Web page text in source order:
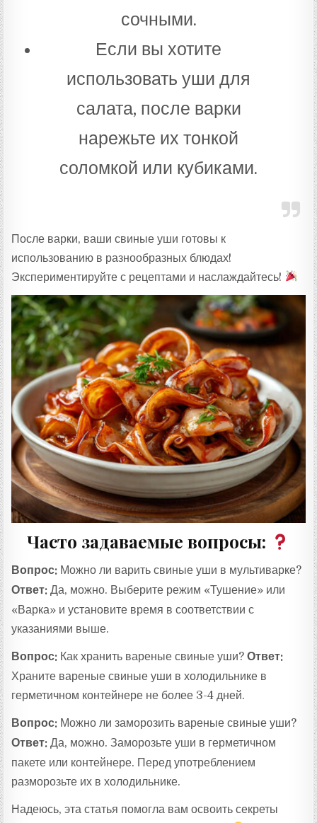
сочными.
Если вы хотите
использовать уши для
салата, после варки
нарежьте их тонкой
соломкой или кубиками.
После варки, ваши свиные уши готовы к
использованию в разнообразных блюдах!
Экспериментируйте с рецептами и наслаждайтесь!
Часто задаваемые вопросы:
Вопрос: Можно ли варить свиные уши в мультиварке?
Ответ: Да, можно. Выберите режим «Тушение» или
«Варка» и установите время в соответствии с
указаниями выше.
Вопрос: Как хранить вареные свиные уши?Ответ:
Храните вареные свиные уши в холодильнике в
герметичном контейнере не более 3-4 дней.
Вопрос: Можно ли заморозить вареные свиные уши?
Ответ: Да, можно. Заморозьте уши в герметичном
пакете или контейнере. Перед употреблением
разморозьте их в холодильнике.
Надеюсь, эта статья помогла вам освоить секреты